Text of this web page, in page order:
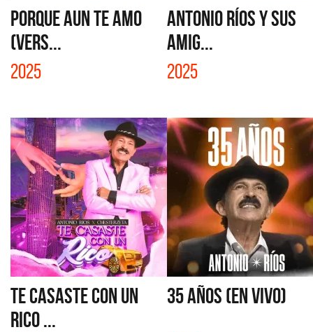
PORQUE AUN TE AMO
(VERS...
2025
ANTONIO RÍOS Y SUS
AMIG...
2025
TE CASASTE CON UN
RICO ...
35 AÑOS (EN VIVO)